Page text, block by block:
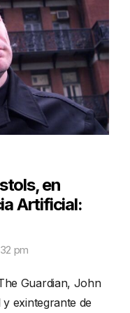
en
Artificial:
pm
Guardian, John
exintegrante de